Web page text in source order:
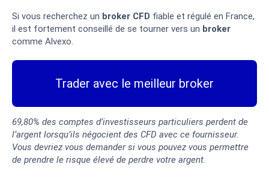
Si vous recherchez un broker CFD fiable et régulé en France,
il est fortement conseillé de se tourner vers un broker
comme Alvexo.
Trader avec le meilleur broker
69,80% des comptes d’investisseurs particuliers perdent de
l’argent lorsqu’ils négocient des CFD avec ce fournisseur.
Vous devriez vous demander si vous pouvez vous permettre
de prendre le risque élevé de perdre votre argent.